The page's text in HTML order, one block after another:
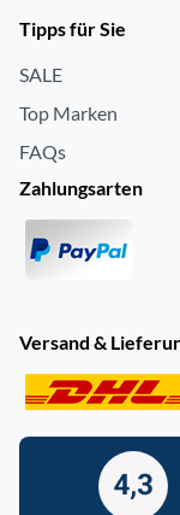
Tipps für Sie
SALE
Top Marken
FAQs
Zahlungsarten
Versand &